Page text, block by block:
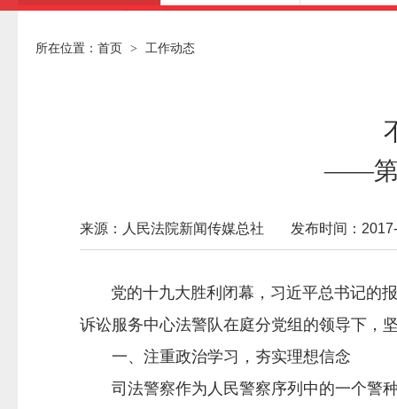
所在位置： 首页 > 工作动态
——第
来源：人民法院新闻传媒总社 发布时间：
党的十九大胜利闭幕，习近平总书记的报
诉讼服务中心法警队在庭分党组的领导下，
一、注重政治学习，夯实理想信念
司法警察作为人民警察序列中的一个警种